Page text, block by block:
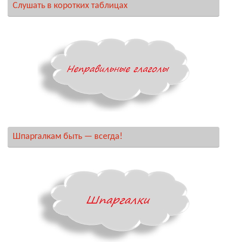
Слушать в коротких таблицах
Шпаргалкам быть — всегда!